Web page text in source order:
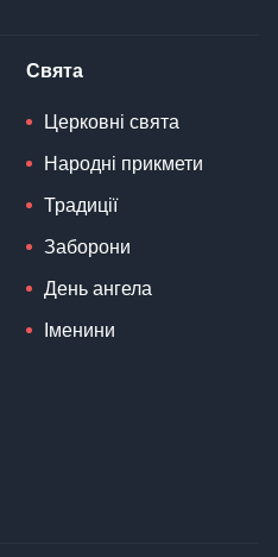
Свята
Церковні свята
Народні прикмети
Традиції
Заборони
День ангела
Іменини